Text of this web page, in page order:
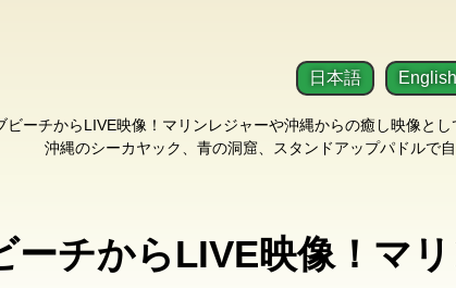
ビーチからLIVE映像！マリンレジャーや沖縄からの癒し映像と
沖縄のシーカヤック、青の洞窟、スタンドアップパドルで
日本語 English
ーチからLIVE映像！マ